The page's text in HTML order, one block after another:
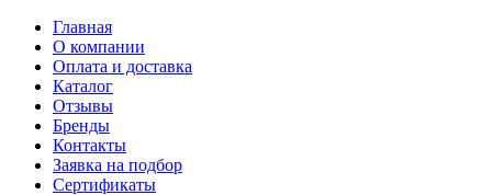
Главная
О компании
Оплата и доставка
Каталог
Отзывы
Бренды
Контакты
Заявка на подбор
Сертификаты